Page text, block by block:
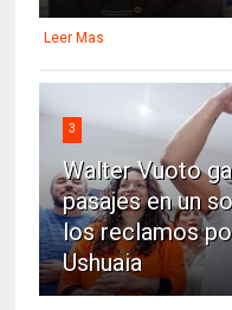
Leer Mas
3
Walter Vuoto
pasajes en un
los reclamos
Ushuaia